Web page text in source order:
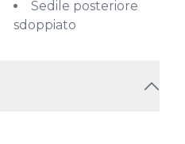
Sedile posteriore
sdoppiato